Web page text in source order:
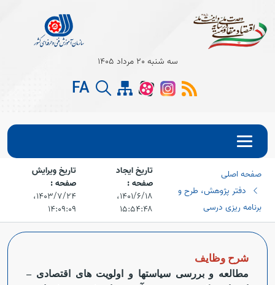
Open
سه شنبه 20 مرداد 1405
FA
صفحه اصلی
دفتر پژوهش، طرح و
برنامه ریزی درسی
تاریخ ایجاد
صفحه :
۱۴۰۱/۶/۱۸،‏
۱۵:۵۴:۴۸
تاریخ ویرایش
صفحه :
۱۴۰۳/۷/۲۴،‏
۱۴:۰۹:۰۹
شرح وظایف
مطالعه و بررسی سیاست‏ها و اولویت های اقتصادی–